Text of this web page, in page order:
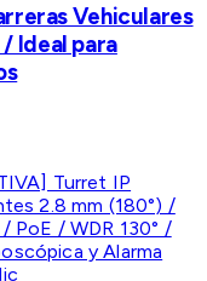
Vehiculares
/ Ideal para